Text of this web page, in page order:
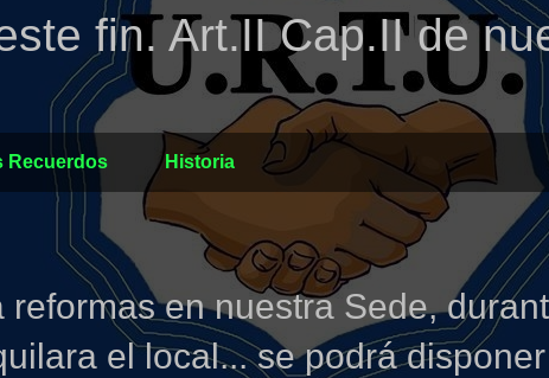
fin. Art.II Cap.II de
Recuerdos Historia
en nuestra Sede,
el local... se podrá